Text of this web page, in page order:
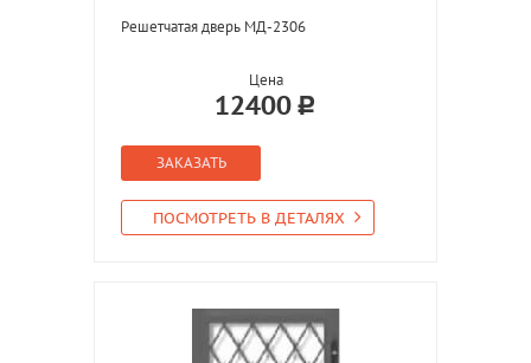
Решетчатая дверь МД-2306
Цена
12400
ЗАКАЗАТЬ
ПОСМОТРЕТЬ В ДЕТАЛЯХ